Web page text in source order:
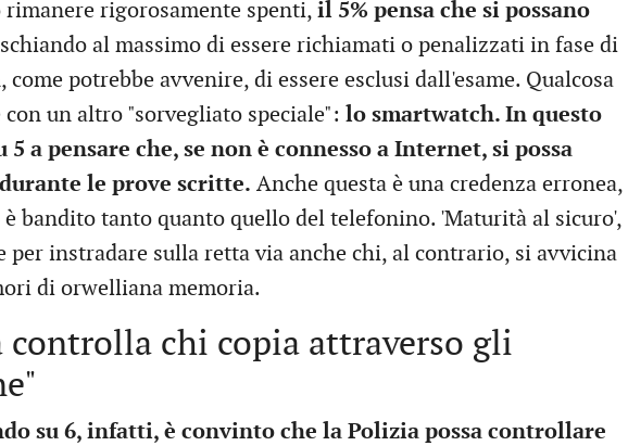
rigorosamente spenti, il 5% pensa che si possano
al massimo di essere richiamati o penalizzati in fase di
potrebbe avvenire, di essere esclusi dall'esame. Qualcosa
un altro "sorvegliato speciale": lo smartwatch. In questo
5 a pensare che, se non è connesso a Internet, si possa
le prove scritte. Anche questa è una credenza erronea,
è bandito tanto quanto quello del telefonino. 'Maturità al sicuro',
per instradare sulla retta via anche chi, al contrario, si avvicina
di orwelliana memoria.
controlla chi copia attraverso gli
su 6, infatti, è convinto che la Polizia possa controllare